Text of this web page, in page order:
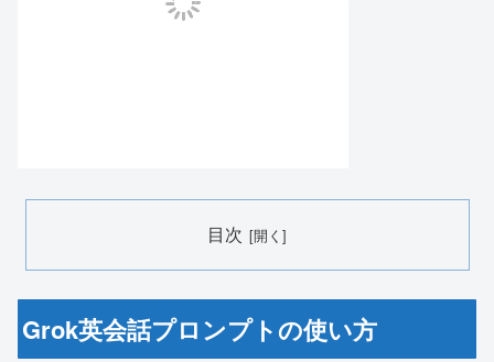
目次
Grok英会話プロンプトの使い方